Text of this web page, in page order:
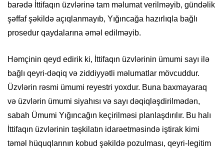
barədə İttifaqın üzvlərinə tam məlumat verilməyib, gündəlik
şəffaf şəkildə açıqlanmayıb, Yığıncağa hazırlıqla bağlı
prosedur qaydalarına əməl edilməyib.
Həmçinin qeyd edirik ki, İttifaqın üzvlərinin ümumi sayı ilə
bağlı qeyri-dəqiq və ziddiyyətli məlumatlar mövcuddur.
Üzvlərin rəsmi ümumi reyestri yoxdur. Buna baxmayaraq
və üzvlərin ümumi siyahısı və sayı dəqiqləşdirilmədən,
sabah Ümumi Yığıncağın keçirilməsi planlaşdırılır. Bu halı
İttifaqın üzvlərinin təşkilatın idarəetməsində iştirak kimi
təməl hüquqlarının kobud şəkildə pozulması, qeyri-legitim